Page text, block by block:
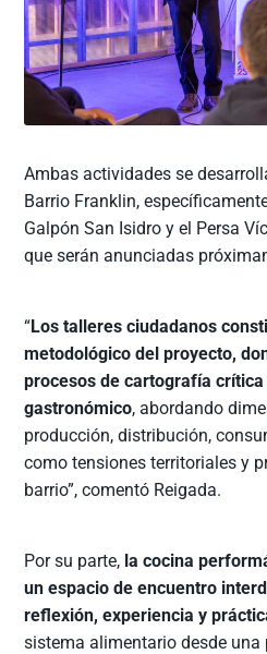
Ambas actividades se
Barrio Franklin,
Galpón San Isidro y el Persa
que serán anunciadas
“Los talleres ciudadanos
metodológico del proyecto,
procesos de cartografía
gastronómico, abordando
producción, distribución,
como tensiones territoriales y
barrio”, comentó Reigada.
Por su parte, la cocina
un espacio de encuentro
reflexión, experiencia y
sistema alimentario desde una